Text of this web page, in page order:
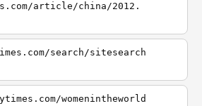
article/china/2012.
search/sitesearch
womenintheworld